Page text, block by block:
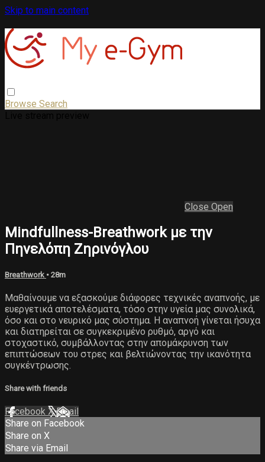
Skip to main content
Browse Search
Close Open
Mindfullness-Breathwork με την
Πηνελόπη Ζηρινόγλου
Breathwork • 28m
Μαθαίνουμε να εξασκούμε διάφορες τεχνικές αναπνοής, με
ευεργετικά αποτελέσματα, τόσο στην υγεία μας συνολικά,
όσο και στο νευρικό μας σύστημα. Η αναπνοή γίνεται ήσυχα
και διατηρείται σε συγκεκριμένο ρυθμό, αργό και
στοχαστικό, συμβάλλοντας στην απομάκρυνση των
επιπτώσεων του στρες και βελτιώνοντας την ικανότητα
συγκέντρωσης.
Share with friends
Facebook XEmail
Share on Facebook
Share on X
Share via Email